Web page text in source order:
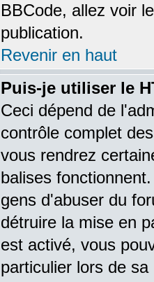
BBCode, allez voir
publication.
Revenir en haut
Puis-je utiliser le
Ceci dépend de
contrôle complet
vous rendrez
balises
gens d'abuser du
détruire la mise en
est activé, vous
particulier lors de